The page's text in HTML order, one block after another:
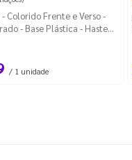
Colorido Frente e Verso -
- Base Plástica - Haste
/ 1 unidade